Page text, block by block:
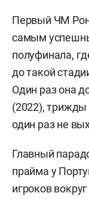
Первый ЧМ
самым
полуфинала,
до такой
Один раз она
(2022), трижды
один раз не
Главный
прайма у
игроков